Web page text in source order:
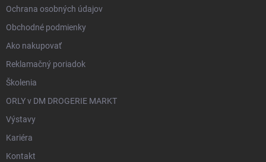
Ochrana osobných údajov
Obchodné podmienky
Ako nakupovať
Reklamačný poriadok
Školenia
ORLY v DM DROGERIE MARKT
Výstavy
Kariéra
Kontakt